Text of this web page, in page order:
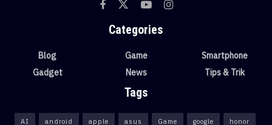
Categories
Blog
Gadget
Game
News
Smartphone
Tips & Trik
Tags
AI android apple asus Game google honor